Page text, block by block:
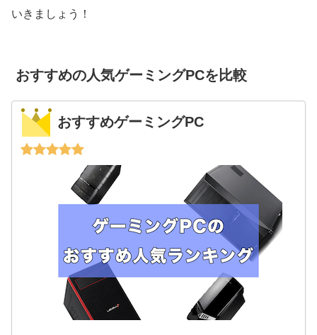
いきましょう！
おすすめの人気ゲーミングPCを比較
おすすめゲーミングPC